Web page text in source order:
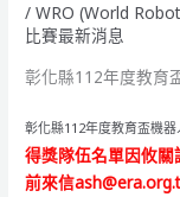
/WRO (World
比賽最新消息
彰化縣112年度教育
彰化縣112年度教育盃機
得獎隊伍名單因攸
前來信